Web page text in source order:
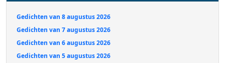
Gedichten van 8 augustus 2026
Gedichten van 7 augustus 2026
Gedichten van 6 augustus 2026
Gedichten van 5 augustus 2026